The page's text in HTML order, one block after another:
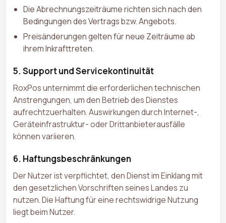
Die Abrechnungszeiträume richten sich nach den
Bedingungen des Vertrags bzw. Angebots.
Preisänderungen gelten für neue Zeiträume ab
ihrem Inkrafttreten.
5. Support und Servicekontinuität
RoxPos unternimmt die erforderlichen technischen
Anstrengungen, um den Betrieb des Dienstes
aufrechtzuerhalten. Auswirkungen durch Internet-,
Geräteinfrastruktur- oder Drittanbieterausfälle
können variieren.
6. Haftungsbeschränkungen
Der Nutzer ist verpflichtet, den Dienst im Einklang mit
den gesetzlichen Vorschriften seines Landes zu
nutzen. Die Haftung für eine rechtswidrige Nutzung
liegt beim Nutzer.